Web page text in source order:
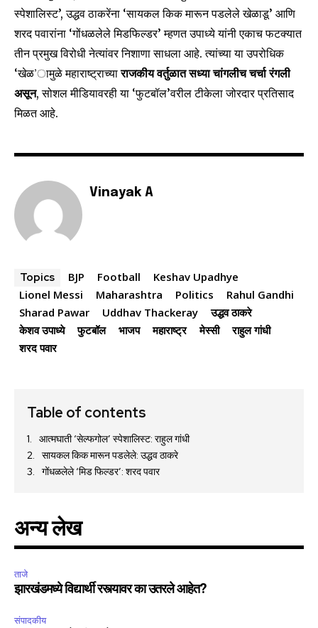
6,300
Fans
32,111
Followers
75
Followers
स्पेशालिस्ट’, उद्धव ठाकरेंना ‘सायकल किक मारून पडलेले खेळाडू’ आणि
शरद पवारांना ‘गोंधळलेले मिडफिल्डर’ म्हणत उपाध्ये यांनी एकाच फटक्यात
तीन प्रमुख विरोधी नेत्यांवर निशाणा साधला आहे. त्यांच्या या उपरोधिक
‘खेळ’ामुळे महाराष्ट्राच्याराजकीय वर्तुळात सध्या चांगलीच चर्चा रंगली
असून, सोशल मीडियावरही या ‘फुटबॉल’वरील टीकेला जोरदार प्रतिसाद
मिळत आहे.
Vinayak A
Topics BJP Football
Keshav Upadhye
Lionel Messi
Maharashtra Politics
Rahul Gandhi
Sharad Pawar
Uddhav Thackeray
उद्धव ठाकरे
केशव उपाध्ये
फुटबॉल भाजप महाराष्ट्र मेस्सी
राहुल गांधी
शरद पवार
Table of contents
आत्मघाती ‘सेल्फगोल’ स्पेशालिस्ट: राहुल गांधी
सायकल किक मारून पडलेले: उद्धव ठाकरे
गोंधळलेले ‘मिड फिल्डर’: शरद पवार
अन्य लेख
ताजे
झारखंडमध्ये विद्यार्थी रस्त्यावर का उतरले आहेत?
संपादकीय